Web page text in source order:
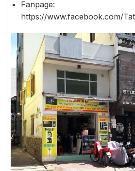
Fanpage:
https://www.facebook.com/